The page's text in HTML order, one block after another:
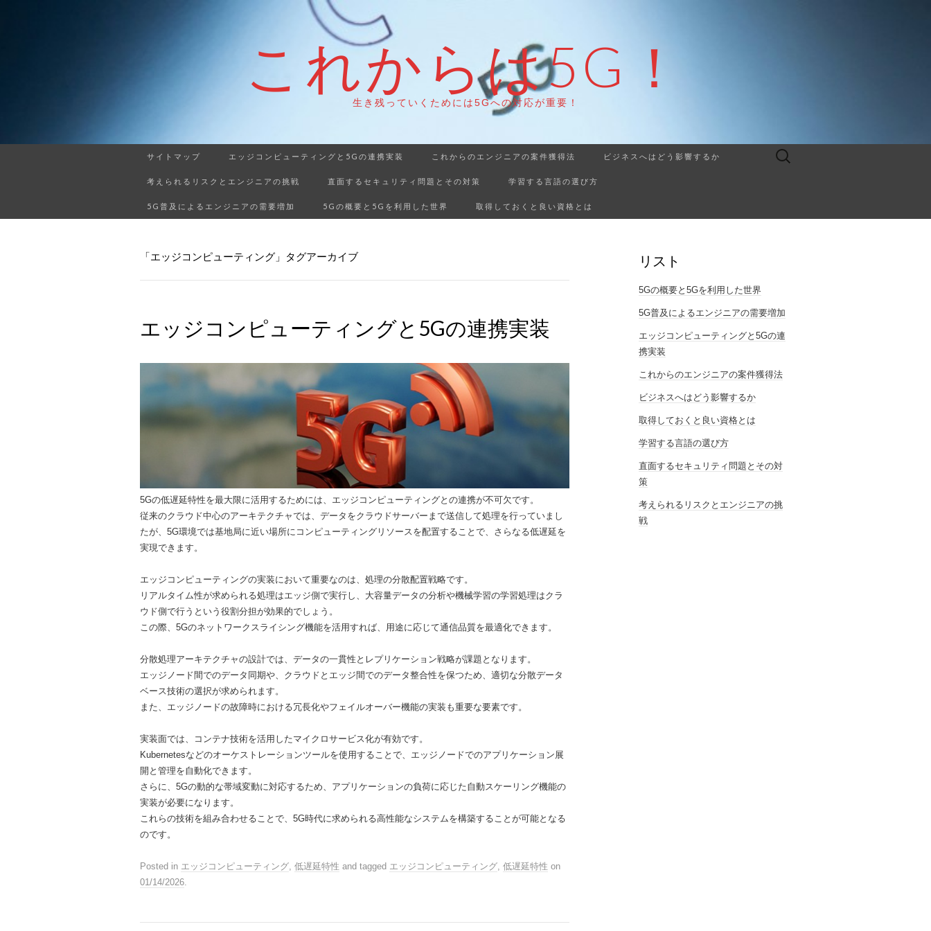
これからは5G！
生き残っていくためには5Gへの対応が重要！
サイトマップ エッジコンピューティングと5Gの連携実装 これからのエンジニアの案件獲得法 ビジネスへはどう影響するか
考えられるリスクとエンジニアの挑戦 直面するセキュリティ問題とその対策 学習する言語の選び方
5G普及によるエンジニアの需要増加 5Gの概要と5Gを利用した世界 取得しておくと良い資格とは
検
「エッジコンピューティング」タグアーカイブ
エッジコンピューティングと5Gの連携実装
5Gの低遅延特性を最大限に活用するためには、エッジコンピューティングとの連携が不可欠です。
従来のクラウド中心のアーキテクチャでは、データをクラウドサーバーまで送信して処理を行っていまし
たが、5G環境では基地局に近い場所にコンピューティングリソースを配置することで、さらなる低遅延を
実現できます。
エッジコンピューティングの実装において重要なのは、処理の分散配置戦略です。
リアルタイム性が求められる処理はエッジ側で実行し、大容量データの分析や機械学習の学習処理はクラ
ウド側で行うという役割分担が効果的でしょう。
この際、5Gのネットワークスライシング機能を活用すれば、用途に応じて通信品質を最適化できます。
分散処理アーキテクチャの設計では、データの一貫性とレプリケーション戦略が課題となります。
エッジノード間でのデータ同期や、クラウドとエッジ間でのデータ整合性を保つため、適切な分散データ
ベース技術の選択が求められます。
また、エッジノードの故障時における冗長化やフェイルオーバー機能の実装も重要な要素です。
実装面では、コンテナ技術を活用したマイクロサービス化が有効です。
Kubernetesなどのオーケストレーションツールを使用することで、エッジノードでのアプリケーション展
開と管理を自動化できます。
さらに、5Gの動的な帯域変動に対応するため、アプリケーションの負荷に応じた自動スケーリング機能の
実装が必要になります。
これらの技術を組み合わせることで、5G時代に求められる高性能なシステムを構築することが可能となる
のです。
Posted in エッジコンピューティング 低遅延特性 and tagged エッジコンピューティング 低遅延特性 on
01/14/2026
リスト
5Gの概要と5Gを利用した世界
5G普及によるエンジニアの需要増加
エッジコンピューティングと5Gの連
携実装
これからのエンジニアの案件獲得法
ビジネスへはどう影響するか
取得しておくと良い資格とは
学習する言語の選び方
直面するセキュリティ問題とその対
策
考えられるリスクとエンジニアの挑
戦